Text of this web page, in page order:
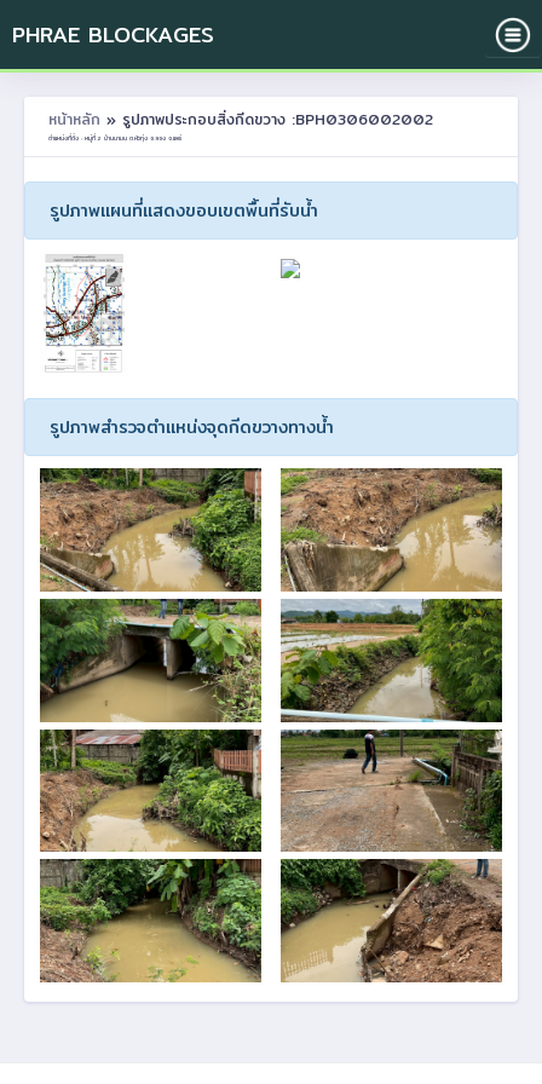
PHRAE BLOCKAGES
หน้าหลัก » รูปภาพประกอบสิ่งกีดขวาง :BPH0306002002
ตำแหน่งที่ตั้ง : หมู่ที่ 2 บ้านนามน ต.หัวทุ่ง อ.ลอง จ.แพร่
รูปภาพแผนที่แสดงขอบเขตพื้นที่รับน้ำ
รูปภาพสำรวจตำแหน่งจุดกีดขวางทางน้ำ